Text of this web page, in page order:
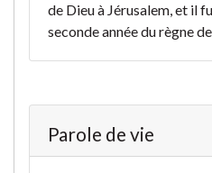
de Dieu à Jérusalem, et il
seconde année du règne
Parole de vie